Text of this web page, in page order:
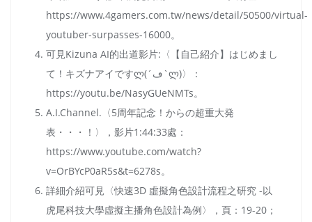
https://www.4gamers.com.tw/news/detail/50500/virtual-
youtuber-surpasses-16000。
可見Kizuna AI的出道影片:〈【自己紹介】はじめまし
て！キズナアイですლ(´ڡ`ლ)〉：
https://youtu.be/NasyGUeNMTs。
A.I.Channel.〈5周年記念！からの超重大発
表・・・！〉，影片1:44:33處：
https://www.youtube.com/watch?
v=OrBYcP0aR5s&t=6278s。
詳細介紹可見〈快速3D 虛擬角色設計流程之研究 -以
虎尾科技大學虛擬主播角色設計為例〉，頁：19-20；